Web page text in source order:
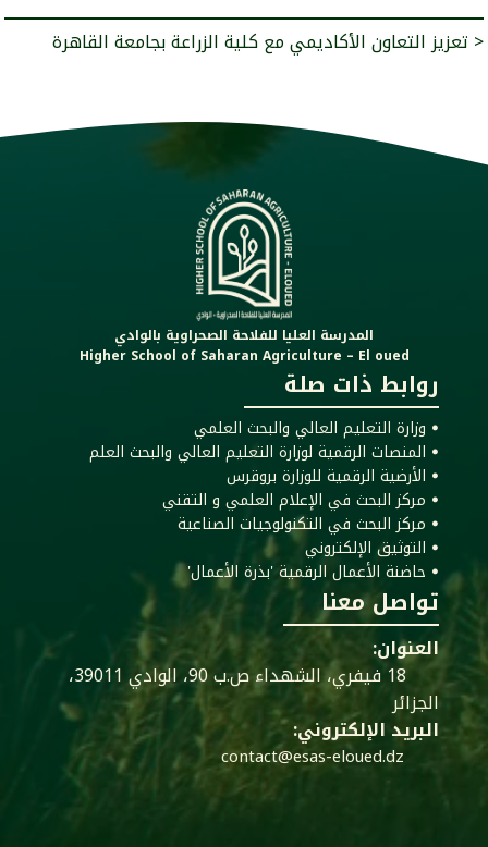
تعزيز التعاون الأكاديمي مع كلية الزراعة بجامعة القاهرة >
المدرسة العليا للفلاحة الصحراوية بالوادي
Higher School of Saharan Agriculture – El oued
روابط ذات صلة
ꔷ وزارة التعليم العالي والبحث العلمي
ꔷ المنصات الرقمية لوزارة التعليم العالي والبحث العلم
ꔷ الأرضية الرقمية للوزارة بروقرس
ꔷ مركز البحث في الإعلام العلمي و التقني
ꔷ مركز البحث في التكنولوجيات الصناعية
ꔷ التوثيق الإلكتروني
ꔷ حاضنة الأعمال الرقمية 'بذرة الأعمال'
تواصل معنا
العنوان:
18 فيفري، الشهداء ص.ب 90، الوادي 39011،
الجزائر
البريد الإلكتروني:
contact@esas-eloued.dz